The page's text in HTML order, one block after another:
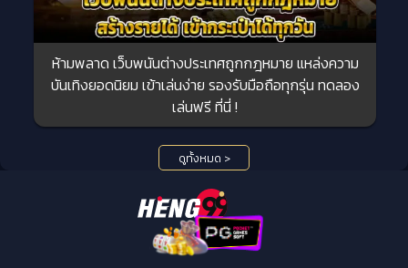
ห้ามพลาด เว็บพนันต่างประเทศถูกกฎหมาย แหล่งความ
บันเทิงยอดนิยม เข้าเล่นง่าย รองรับมือถือทุกรุ่น ทดลอง
เล่นฟรี ที่นี่ !
ดูทั้งหมด >